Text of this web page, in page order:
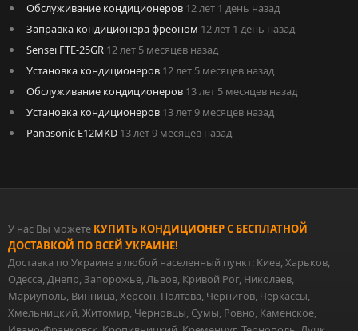
Обслуживание кондиционеров 12 лет 1 день назад
Заправка кондиционера фреоном 12 лет 1 день назад
Sensei FTE-25GR 12 лет 5 месяцев назад
Установка кондиционеров 12 лет 5 месяцев назад
Обслуживание кондиционеров 13 лет 5 месяцев назад
Установка кондиционеров 13 лет 9 месяцев назад
Panasonic E12MKD 13 лет 9 месяцев назад
У нас Вы можете КУПИТЬ КОНДИЦИОНЕР С БЕСПЛАТНОЙ
ДОСТАВКОЙ ПО ВСЕЙ УКРАИНЕ!
Доставка по Украине в любой населенный пункт: Киев, Харьков,
Одесса, Днепр, Запорожье, Львов, Кривой Рог, Николаев,
Мариуполь, Винница, Херсон, Полтава, Чернигов, Черкассы,
Хмельницкий, Житомир, Черновцы, Сумы, Ровно, Каменское,